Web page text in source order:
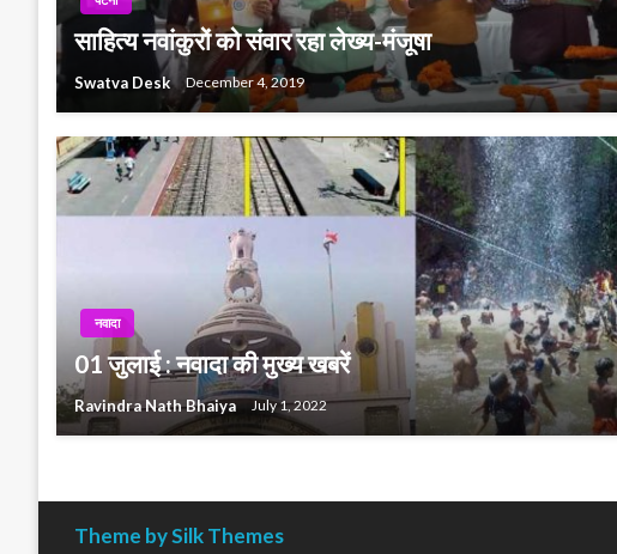
साहित्य नवांकुरों को संवार रहा लेख्य-मंजूषा
Swatva Desk December 4, 2019
नवादा
01 जुलाई : नवादा की मुख्य खबरें
Ravindra Nath Bhaiya July 1, 2022
Theme by Silk Themes